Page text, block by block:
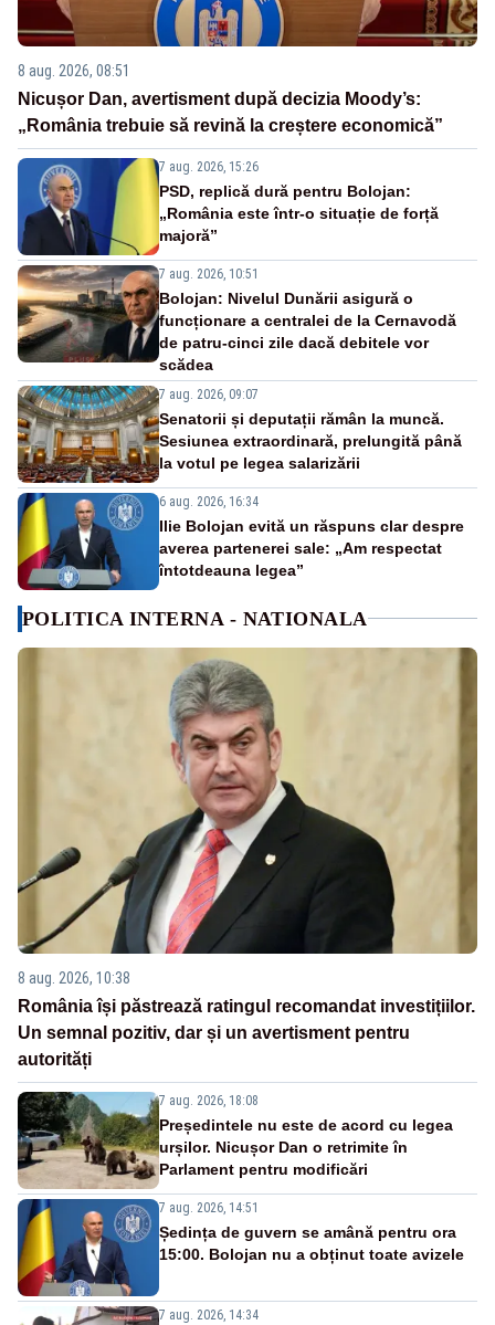
8 aug. 2026, 08:51
Nicușor Dan, avertisment după decizia Moody’s:
„România trebuie să revină la creștere economică”
7 aug. 2026, 15:26
PSD, replică dură pentru Bolojan:
„România este într-o situație de forță
majoră”
7 aug. 2026, 10:51
Bolojan: Nivelul Dunării asigură o
funcționare a centralei de la Cernavodă
de patru-cinci zile dacă debitele vor
scădea
7 aug. 2026, 09:07
Senatorii și deputații rămân la muncă.
Sesiunea extraordinară, prelungită până
la votul pe legea salarizării
6 aug. 2026, 16:34
Ilie Bolojan evită un răspuns clar despre
averea partenerei sale: „Am respectat
întotdeauna legea”
POLITICA INTERNA - NATIONALA
8 aug. 2026, 10:38
România își păstrează ratingul recomandat investițiilor.
Un semnal pozitiv, dar și un avertisment pentru
autorități
7 aug. 2026, 18:08
Președintele nu este de acord cu legea
urșilor. Nicușor Dan o retrimite în
Parlament pentru modificări
7 aug. 2026, 14:51
Ședința de guvern se amână pentru ora
15:00. Bolojan nu a obținut toate avizele
7 aug. 2026, 14:34